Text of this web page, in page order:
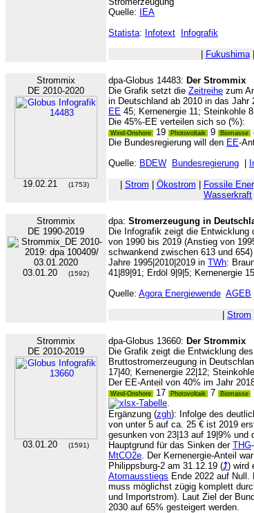
Quelle:
IEA
Statista: Infotext Infografik
Fukushima|
Strommix
DE 2010-2020
19.02.21 (1753)
dpa-Globus 14483: Der Strommix
Die Grafik setzt die Zeitreihe zum
in Deutschland ab 2010 in das
EE 45; Kernenergie 11; Steinkohle
Die 45%-EE verteilen sich so (%):
Wind-Onshore 19 Photovoltaik 9 Biomasse
Die Bundesregierung will den EE-
Quelle: BDEW Bundesregierung
Strom Ökostrom Fossile
Wasserkraft
Strommix
DE 1990-2019
03.01.20 (1592)
dpa: Stromerzeugung in
Die Infografik zeigt die Entwicklung
von 1990 bis 2019 (Anstieg von
schwankend zwischen 613 und
Jahre 1995|2010|2019 in TWh:
41|89|91; Erdöl 9|9|5; Kernenergie
Quelle: Agora Energiewende AGEB
Strom
Strommix
DE 2010-2019
03.01.20 (1591)
dpa-Globus 13660: Der Strommix
Die Grafik zeigt die Entwicklung
Bruttostromerzeugung in
17|40; Kernenergie 22|12;
Der EE-Anteil von 40% im Jahr
Wind-Onshore 17 Photovoltaik 7 Biomasse
.
Ergänzung (zgh): Infolge des
von unter 5 auf ca. 25 € ist 2019
gesunken von 23|13 auf 19|9%
Hauptgrund für das Sinken der THG
MtCO2e. Der Kernenergie-Anteil
Philippsburg-2 am 31.12.19 (⤴) wird
Atomausstiegs Ende 2022 auf
muss möglichst zügig komplett
und Importstrom). Laut Ziel der
2030 auf 65% gesteigert werden.